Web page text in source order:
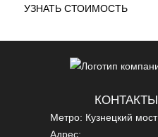
УЗНАТЬ СТОИМОСТЬ
КОНТАКТЫ
Метро: Кузнецкий мост
Адрес: